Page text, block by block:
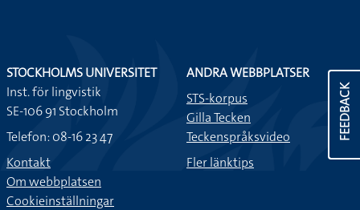
FEEDBACK
STOCKHOLMS UNIVERSITET
Inst. för lingvistik
SE-106 91 Stockholm
Telefon: 08-16 23 47
Kontakt
Om webbplatsen
Cookieinställningar
ANDRA WEBBPLATSER
STS-korpus
Gilla Tecken
Teckenspråksvideo
Fler länktips